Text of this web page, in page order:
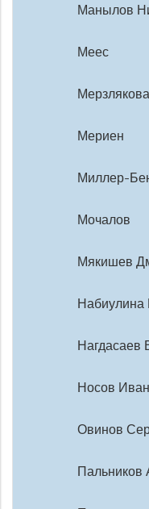
Манылов
Меес
Мериен
Миллер-
Мочалов
Мякишев
Набиулина
Нагдасаев
Носов Иван
Овинов
Пальников